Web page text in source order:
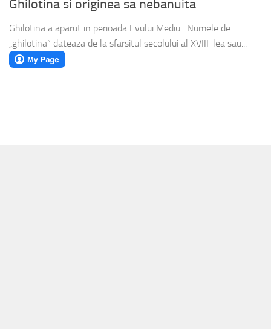
Ghilotina si originea sa nebanuita
Ghilotina a aparut in perioada Evului Mediu. Numele de
„ghilotina” dateaza de la sfarsitul secolului al XVIII-lea sau...